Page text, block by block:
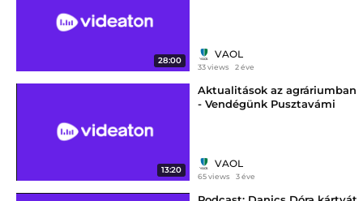
28:00
VAOL
33 views 2 éve
13:20
Aktualitások az agráriumban
- Vendégünk Pusztavámi
VAOL
65 views 3 éve